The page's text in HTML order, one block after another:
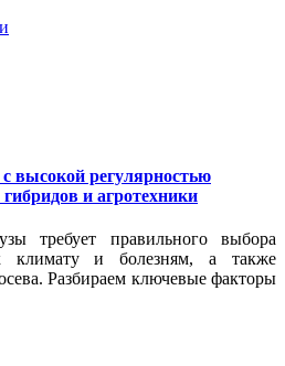
высокой регулярностью
и агротехники
требует правильного выбора
климату и болезням, а также
Разбираем ключевые факторы